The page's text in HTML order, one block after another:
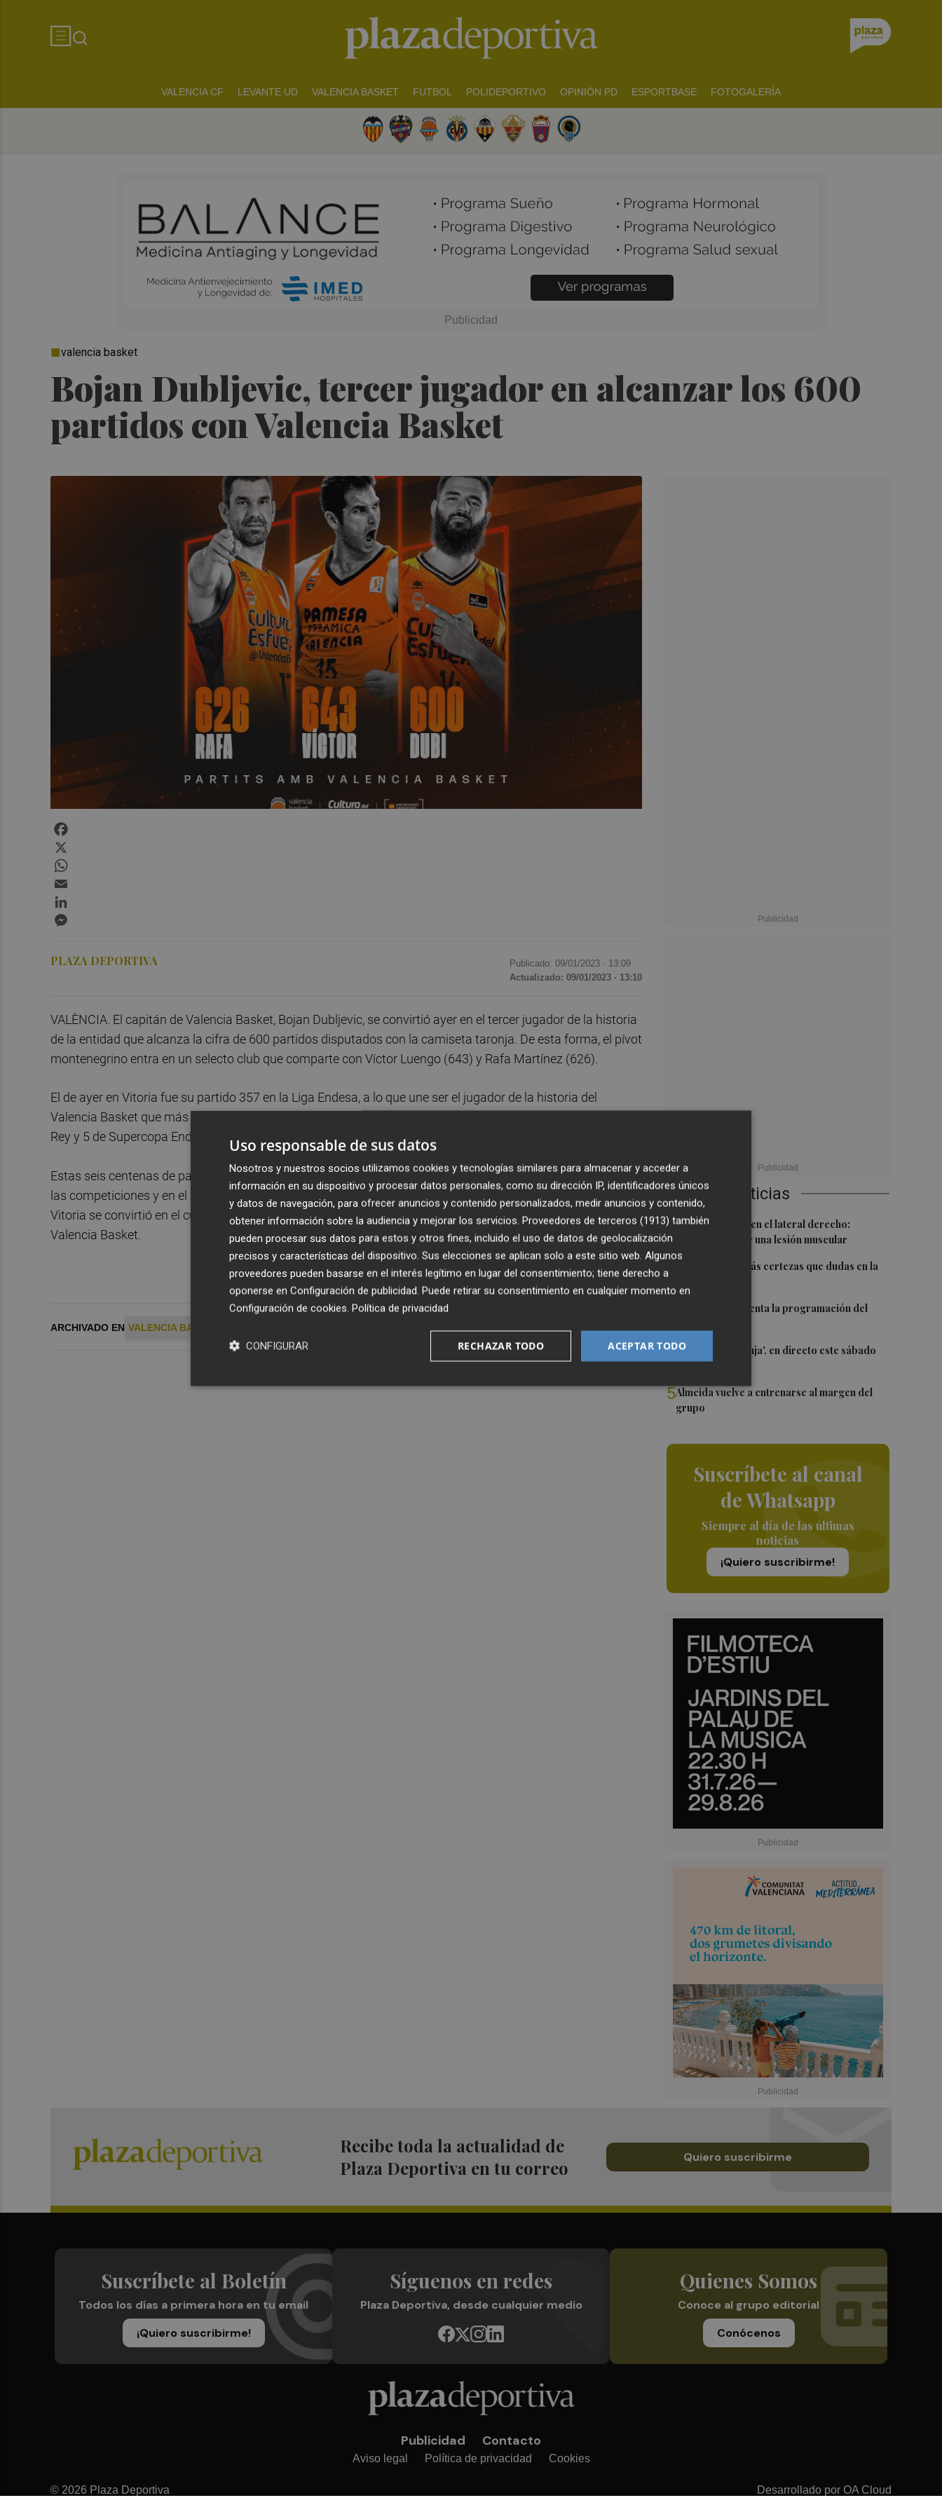
VALENCIA CF LEVANTE UD VALENCIA BASKET FUTBOL POLIDEPORTIVO OPINIÓN PD ESPORTBASE FOTOGALERÍA
Bojan Dubljevic, tercer jugador en alcanzar los 600
partidos con Valencia Basket
valencia basket
Últimas Noticias
1Más problemas en el lateral derecho:
Monferrer sufre una lesión muscular
2
Awa Fam deja más certezas que dudas en la
El Valencia presenta la programación del
4El 'Trofeu Taronja', en directo este sábado
por À Punt
5Almeida vuelve a entrenarse al margen del
grupo
Suscríbete al canal
de Whatsapp
Siempre al día de las últimas
noticias
¡Quiero suscribirme!
PLAZA DEPORTIVA Publicado: 09/01/2023 · 13:09
Actualizado: 09/01/2023 · 13:10
VALÈNCIA. El capitán de Valencia Basket, Bojan Dubljevic, se convirtió ayer en el tercer jugador de la historia
de la entidad que alcanza la cifra de 600 partidos disputados con la camiseta taronja. De esta forma, el pívot
montenegrino entra en un selecto club que comparte con Víctor Luengo (643) y Rafa Martínez (626).
El de ayer en Vitoria fue su partido 357 en la Liga Endesa, a lo que une ser el jugador de la historia del
Valencia Basket que más partidos ha disputado en competiciones europeas (222), 16 partidos de Copa del
Rey y 5 de Supercopa Endesa.
Estas seis centenas de partidos como taronja permiten a Dubljevic ser el máximo anotador taronja en todas
las competiciones y en el histórico total (7.054 puntos), el máximo reboteador (3.302) y en el partido de
Vitoria se convirtió en el cuarto jugador que alcanza las 900 asistencias repartidas como jugador del
Valencia Basket.
ARCHIVADO EN VALENCIA BASKET
Recibe toda la actualidad de
Plaza Deportiva en tu correo
Quiero suscribirme
Suscríbete al Boletín
Todos los días a primera hora en tu email
¡Quiero suscribirme!
Síguenos en redes
Plaza Deportiva, desde cualquier medio
Quienes Somos
Conoce al grupo editorial
Conócenos
Publicidad Contacto
Aviso legal Política de privacidad Cookies
© 2026 Plaza Deportiva Desarrollado por OA Cloud
Uso responsable de sus datos
Nosotros y nuestros socios utilizamos cookies y tecnologías similares para almacenar y acceder a
información en su dispositivo y procesar datos personales, como su dirección IP, identificadores únicos
y datos de navegación, para ofrecer anuncios y contenido personalizados, medir anuncios y contenido,
obtener información sobre la audiencia y mejorar los servicios. Proveedores de terceros (1913) también
pueden procesar sus datos para estos y otros fines, incluido el uso de datos de geolocalización
precisos y características del dispositivo. Sus elecciones se aplican solo a este sitio web. Algunos
proveedores pueden basarse en el interés legítimo en lugar del consentimiento; tiene derecho a
oponerse en Configuración de publicidad. Puede retirar su consentimiento en cualquier momento en
Configuración de cookies. Política de privacidad
ACEPTAR TODO
RECHAZAR TODO
CONFIGURAR